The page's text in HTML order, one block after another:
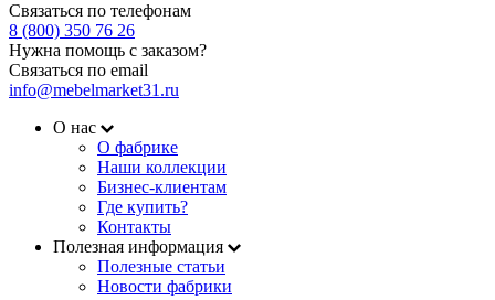
Связаться по телефонам
8 (800) 350 76 26
Нужна помощь с заказом?
Связаться по email
info@mebelmarket31.ru
О нас
О фабрике
Наши коллекции
Бизнес-клиентам
Где купить?
Контакты
Полезная информация
Полезные статьи
Новости фабрики